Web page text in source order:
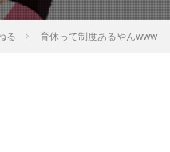
る 育休って制度あるやんwww